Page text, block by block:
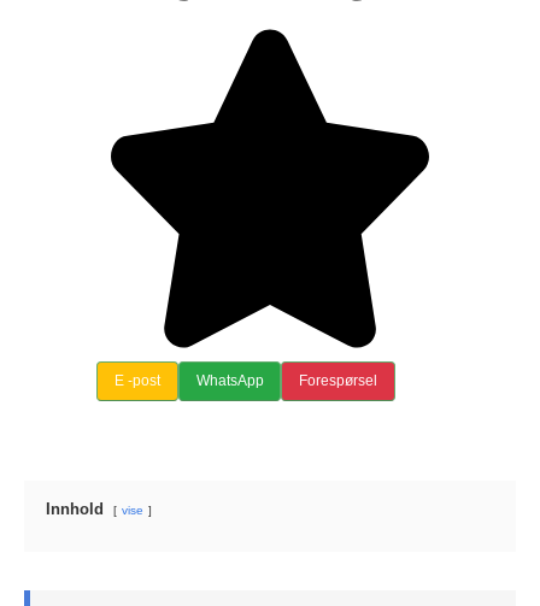
E -post WhatsApp Forespørsel
Innhold vise